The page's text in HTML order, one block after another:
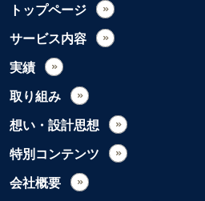
トップページ
サービス内容
実績
取り組み
想い・設計思想
特別コンテンツ
会社概要